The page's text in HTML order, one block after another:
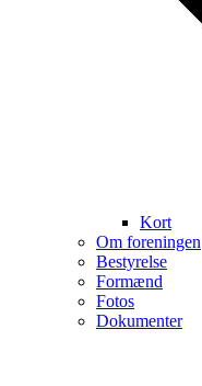
Kort
Om foreningen
Bestyrelse
Formænd
Fotos
Dokumenter